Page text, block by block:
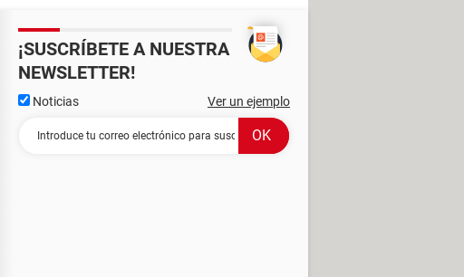
¡SUSCRÍBETE A NUESTRA
NEWSLETTER!
Noticias Ver un ejemplo